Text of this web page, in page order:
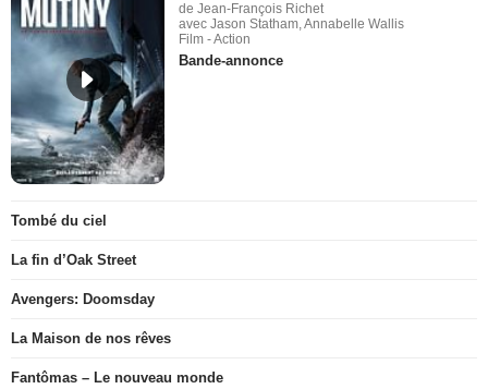
de Jean-François Richet
avec Jason Statham, Annabelle Wallis
Film - Action
Bande-annonce
Tombé du ciel
La fin d’Oak Street
Avengers: Doomsday
La Maison de nos rêves
Fantômas – Le nouveau monde